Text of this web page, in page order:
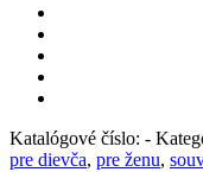
Katalógové číslo: -
pre dievča, pre ženu,